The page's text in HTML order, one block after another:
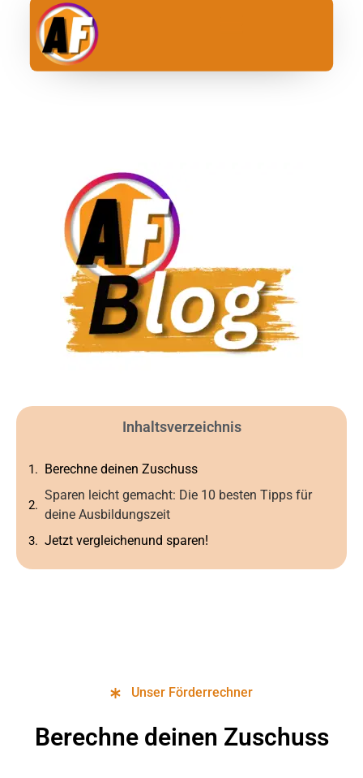
Inhaltsverzeichnis
Berechne deinen Zuschuss
Sparen leicht gemacht: Die 10 besten Tipps für
deine Ausbildungszeit
Jetzt vergleichenund sparen!
Unser Förderrechner
Berechne deinen Zuschuss